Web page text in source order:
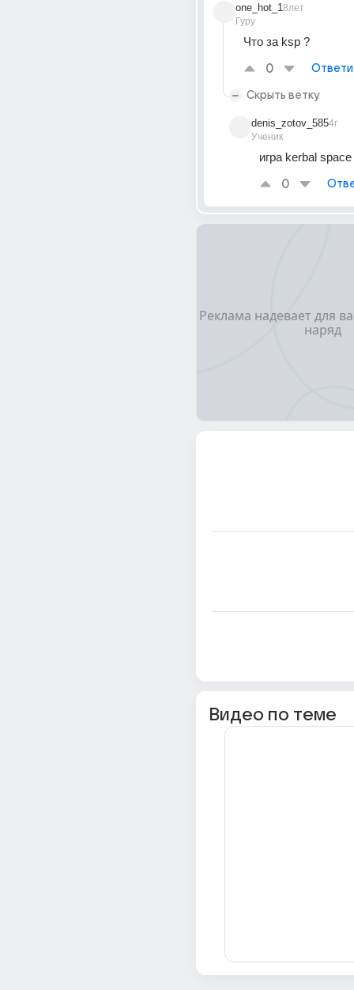
one_hot_1
Гуру
8лет
Что за ksp ?
0
Скрыть ветку
denis_zotov_585
Ученик
4г
игра kerbal
0
Видео по теме